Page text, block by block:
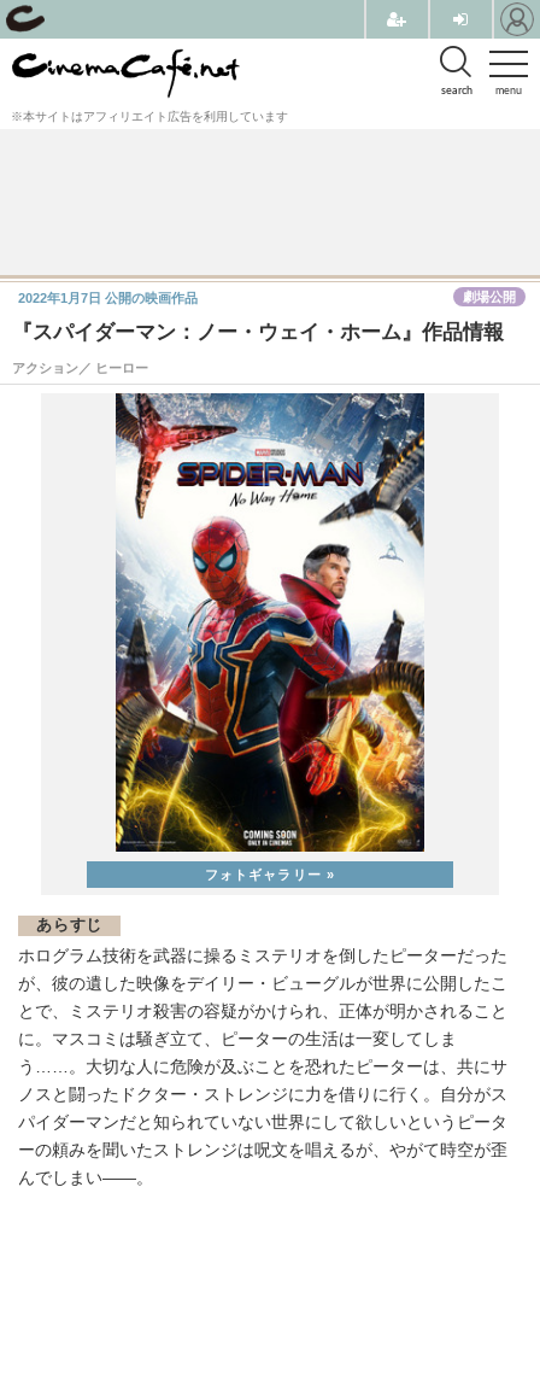
menu
search
※本サイトはアフィリエイト広告を利用しています
『スパイダーマン：ノー・ウェイ・ホーム』作品情報
アクション／ ヒーロー
2022年1月7日 公開の映画作品 劇場公開
あらすじ
ホログラム技術を武器に操るミステリオを倒したピーターだった
が、彼の遺した映像をデイリー・ビューグルが世界に公開したこ
とで、ミステリオ殺害の容疑がかけられ、正体が明かされること
に。マスコミは騒ぎ立て、ピーターの生活は一変してしま
う……。大切な人に危険が及ぶことを恐れたピーターは、共にサ
ノスと闘ったドクター・ストレンジに力を借りに行く。自分がス
パイダーマンだと知られていない世界にして欲しいというピータ
ーの頼みを聞いたストレンジは呪文を唱えるが、やがて時空が歪
んでしまい――。